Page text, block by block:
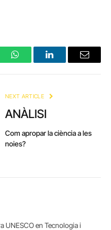
WhatsAppLinkedInEmail
NEXT ARTICLE
ANÀLISI
Com apropar la ciència a les
noies?
UNESCO en Tecnologia i